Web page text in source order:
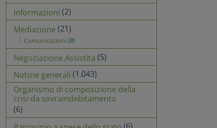
Informazioni (2)
Mediazione (21)
Comunicazioni (8)
Negoziazione Assistita (5)
Notizie generali (1.043)
Organismo di composizione della
crisi da sovraindebitamento
(6)